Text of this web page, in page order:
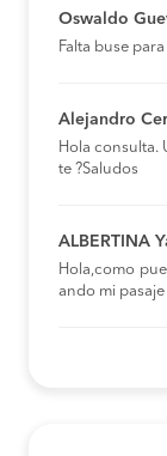
Oswaldo
Falta buse
Alejandro
Hola consulta.
te ?Saludos
ALBERTINA
Hola,como
ando mi pasaje